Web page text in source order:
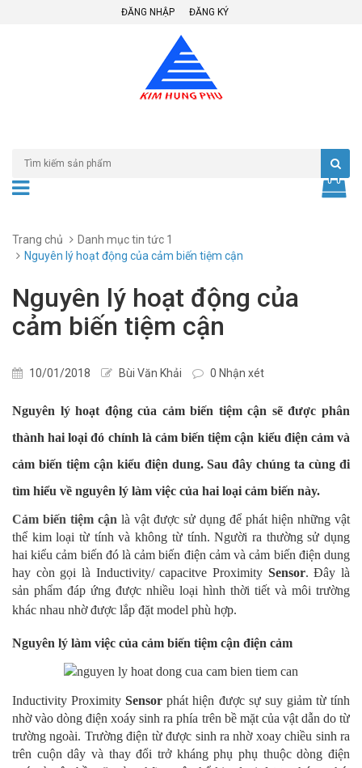
ĐĂNG NHẬP ĐĂNG KÝ
Trang chủ
Danh mục tin tức 1
Nguyên lý hoạt động của cảm biến tiệm cận
Nguyên lý hoạt động của
cảm biến tiệm cận
10/01/2018 Bùi Văn Khải 0 Nhận xét
Nguyên lý hoạt động của cảm biến tiệm cận sẽ được phân
thành hai loại đó chính là cảm biến tiệm cận kiểu điện cảm và
cảm biến tiệm cận kiểu điện dung. Sau đây chúng ta cùng đi
tìm hiểu về nguyên lý làm việc của hai loại cảm biến này.
Cảm biến tiệm cận là vật được sử dụng để phát hiện những vật
thể kim loại từ tính và không từ tính. Người ra thường sử dụng
hai kiểu cảm biến đó là cảm biến điện cảm và cảm biến điện dung
hay còn gọi là Inductivity/ capacitve Proximity Sensor. Đây là
sản phẩm đáp ứng được nhiều loại hình thời tiết và môi trường
khác nhau nhờ được lắp đặt model phù hợp.
Nguyên lý làm việc của cảm biến tiệm cận điện cảm
Inductivity ProximitySensor phát hiện được sự suy giảm từ tính
nhờ vào dòng điện xoáy sinh ra phía trên bề mặt của vật dẫn do từ
trường ngoài. Trường điện từ được sinh ra nhờ xoay chiều sinh ra
trên cuộn dây và thay đổi trở kháng phụ phụ thuộc dòng điện